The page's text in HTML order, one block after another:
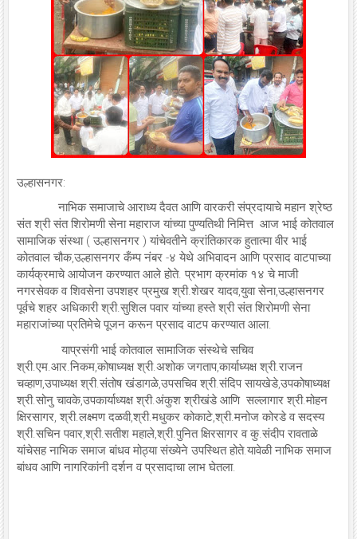
उल्हासनगर:
नाभिक समाजाचे आराध्य दैवत आणि वारकरी संप्रदायाचे महान श्रेष्ठ
संत श्री संत शिरोमणी सेना महाराज यांच्या पुण्यतिथी निमित्त आज भाई कोतवाल
सामाजिक संस्था ( उल्हासनगर ) यांचेवतीने क्रांतिकारक हुतात्मा वीर भाई
कोतवाल चौक,उल्हासनगर कँम्प नंबर -४ येथे अभिवादन आणि प्रसाद वाटपाच्या
कार्यक्रमाचे आयोजन करण्यात आले होते. प्रभाग क्रमांक १४ चे माजी
नगरसेवक व शिवसेना उपशहर प्रमुख श्री.शेखर यादव,युवा सेना,उल्हासनगर
पूर्वचे शहर अधिकारी श्री.सुशिल पवार यांच्या हस्ते श्री संत शिरोमणी सेना
महाराजांच्या प्रतिमेचे पूजन करून प्रसाद वाटप करण्यात आला.
याप्रसंगी भाई कोतवाल सामाजिक संस्थेचे सचिव
श्री.एम.आर.निकम,कोषाध्यक्ष श्री.अशोक जगताप,कार्याध्यक्ष श्री.राजन
चव्हाण,उपाध्यक्ष श्री.संतोष खंडागळे,उपसचिव श्री.संदिप सायखेडे,उपकोषाध्यक्ष
श्री.सोनु चावके,उपकार्याध्यक्ष श्री.अंकुश श्रीखंडे आणि सल्लागार श्री.मोहन
क्षिरसागर, श्री.लक्ष्मण दळवी,श्री.मधुकर कोकाटे,श्री.मनोज कोरडे व सदस्य
श्री.सचिन पवार,श्री.सतीश महाले,श्री.पुनित क्षिरसागर व कु.संदीप रावताळे
यांचेसह नाभिक समाज बांधव मोठ्या संख्येने उपस्थित होते.यावेळी नाभिक समाज
बांधव आणि नागरिकांनी दर्शन व प्रसादाचा लाभ घेतला.